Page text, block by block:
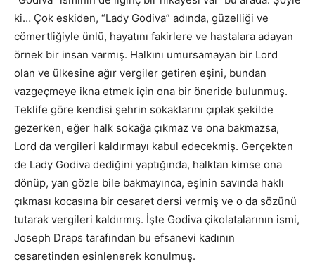
ki… Çok eskiden, “Lady Godiva” adında, güzelliği ve
cömertliğiyle ünlü, hayatını fakirlere ve hastalara adayan
örnek bir insan varmış. Halkını umursamayan bir Lord
olan ve ülkesine ağır vergiler getiren eşini, bundan
vazgeçmeye ikna etmek için ona bir öneride bulunmuş.
Teklife göre kendisi şehrin sokaklarını çıplak şekilde
gezerken, eğer halk sokağa çıkmaz ve ona bakmazsa,
Lord da vergileri kaldırmayı kabul edecekmiş. Gerçekten
de Lady Godiva dediğini yaptığında, halktan kimse ona
dönüp, yan gözle bile bakmayınca, eşinin savında haklı
çıkması kocasına bir cesaret dersi vermiş ve o da sözünü
tutarak vergileri kaldırmış. İşte Godiva çikolatalarının ismi,
Joseph Draps tarafından bu efsanevi kadının
cesaretinden esinlenerek konulmuş.